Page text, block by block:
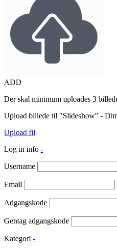
ADD
Der skal minimum uploades 3
Upload billede til "Slideshow" -
Upload fil
Log in info -
Username
Email
Adgangskode
Gentag adgangskode
Kategori -